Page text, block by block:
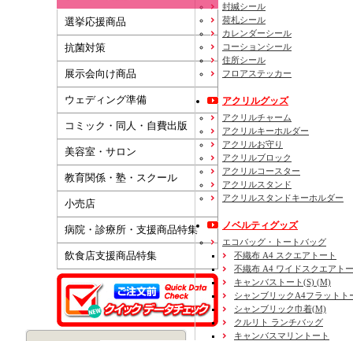
選挙応援商品
抗菌対策
展示会向け商品
ウェディング準備
コミック・同人・自費出版
美容室・サロン
教育関係・塾・スクール
小売店
病院・診療所・支援商品特集
飲食店支援商品特集
封緘シール
荷札シール
カレンダーシール
コーションシール
住所シール
フロアステッカー
アクリルグッズ
アクリルチャーム
アクリルキーホルダー
アクリルお守り
アクリルブロック
アクリルコースター
アクリルスタンド
アクリルスタンドキーホルダー
ノベルティグッズ
エコバッグ・トートバッグ
不織布 A4 スクエアトート
不織布 A4 ワイドスクエアト
キャンバストート(S) (M)
シャンブリックA4フラットト
シャンブリック巾着(M)
クルリト ランチバッグ
キャンバスマリントート